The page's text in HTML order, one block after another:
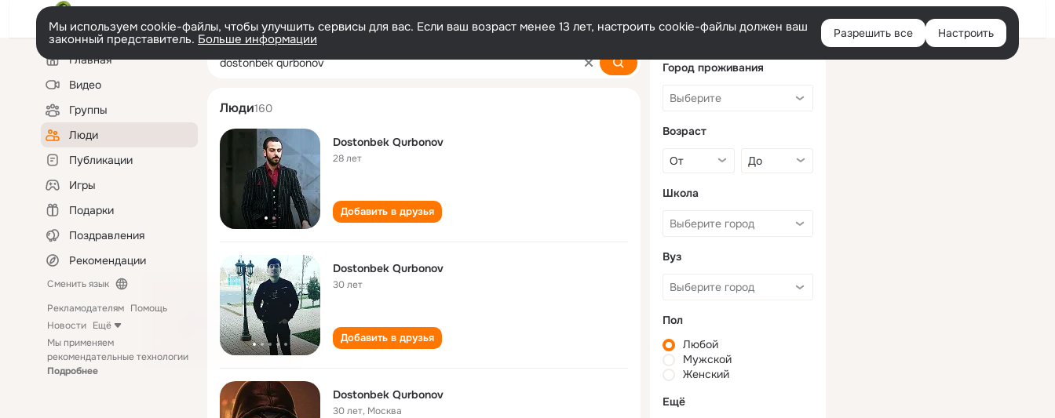
Войти
Мы используем cookie-файлы, чтобы улучшить сервисы для вас. Если ваш возраст менее 13 лет, настроить cookie-файлы должен ваш
законный представитель. Больше информации Разрешить все Настроить
Левая
колонкаГлавная
Видео
Группы
Люди
Публикации
Игры
Подарки
Поздравления
Рекомендации
Сменить язык
Рекламодателям Помощь
Новости Ещё
Мы применяем
рекомендательные технологии
Подробнее
dostonbek qurbonov
Люди160
Dostonbek Qurbonov
28 лет
Добавить в друзья
Dostonbek Qurbonov
30 лет
Добавить в друзья
Dostonbek Qurbonov
30 лет, Москва
Город проживания
Возраст
Школа
Вуз
Пол
Любой
Мужской
Женский
Ещё